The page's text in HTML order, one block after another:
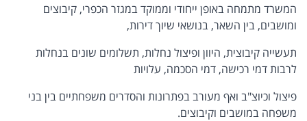
המשרד מתמחה באופן ייחודי וממוקד במגזר הכפרי, קיבוצים
ומושבים, בין השאר, בנושאי שיוך דירות,
תעשייה קיבוצית, היוון ופיצול נחלות, תשלומים שונים בנחלות
לרבות דמי רכישה, דמי הסכמה, עלויות
פיצול וכיוצ"ב ואף מעורב בפתרונות והסדרים משפחתיים בין בני
משפחה במושבים וקיבוצים.